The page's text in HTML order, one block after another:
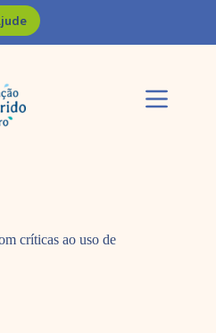
críticas ao uso de